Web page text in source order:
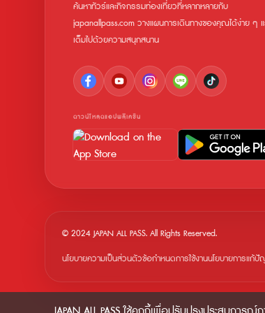
ค้นหาทัวร์และกิจกรรมท่องเที่ยวที่หลากหลายกับ
japanallpass.com วางแผนการเดินทางของคุณได้ง่าย ๆ แ
เต็มไปด้วยความสนุกสนาน
ดาวน์โหลดแอปพลิเคชัน
© 2024 JAPAN ALL PASS. All Rights Reserved.
นโยบายความเป็นส่วนตัวข้อกำหนดการใช้งานนโยบายการแก้